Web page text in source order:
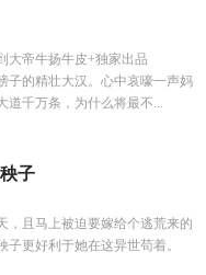
大帝牛扬牛皮+独家出品
子的精壮大汉。心中哀嚎一声妈
道千万条，为什么将最不...
子
，且马上被迫要嫁给个逃荒来的
更好利于她在这异世苟着。